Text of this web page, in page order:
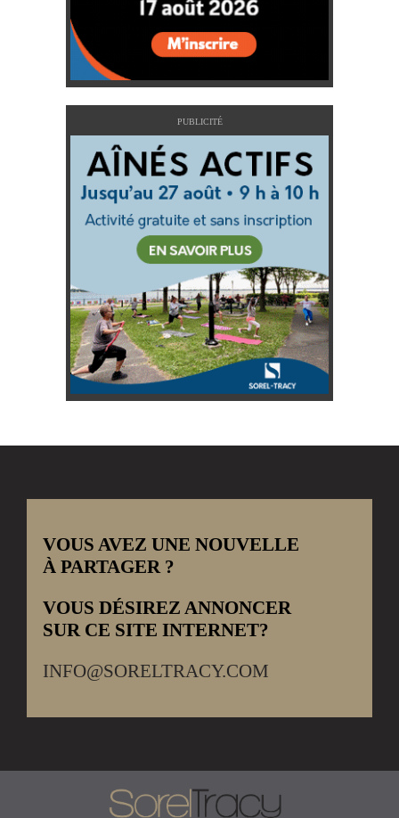
PUBLICITÉ
VOUS AVEZ UNE NOUVELLE
À PARTAGER ?
VOUS DÉSIREZ ANNONCER
SUR CE SITE INTERNET?
INFO@SORELTRACY.COM